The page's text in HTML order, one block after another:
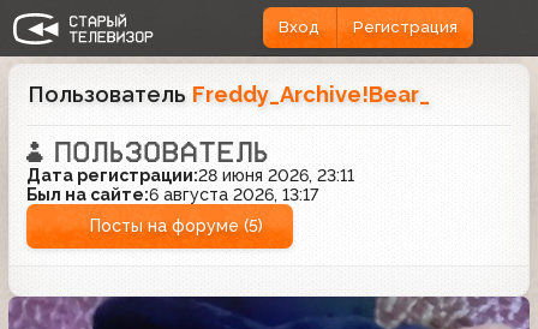
Вход Регистрация
Пользователь Freddy_Archive!Bear_
Дата регистрации:28 июня 2026, 23:11
Был на сайте:6 августа 2026, 13:17
Посты на форуме (5)